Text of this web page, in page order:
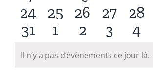
évènements
évènements
évènements
0
évènements
24
0
évènements
25
0
évènements
26
0
27
0
28
0
évènements
31
0
évènements
1
0
évènements
2
0
3
0
4
Notice
Il n’y a pas d’évènements ce jour là.